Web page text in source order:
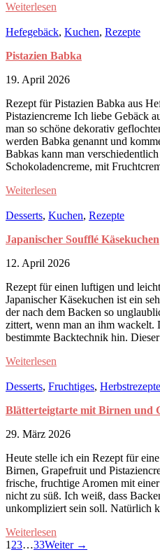
Weiterlesen
Hefegebäck, Kuchen, Rezepte
Pistazien Babka
19. April 2026
Rezept für Pistazien Babka aus
Pistaziencreme Ich liebe Gebäck
man so schöne dekorativ
werden Babka genannt und
Babkas kann man
Schokoladencreme, mit
Weiterlesen
Desserts, Kuchen, Rezepte
Japanischer Soufflé Käsekuchen
12. April 2026
Rezept für einen luftigen und
Japanischer Käsekuchen ist ein
der nach dem Backen so
zittert, wenn man an ihm wackelt.
bestimmte Backtechnik hin.
Weiterlesen
Desserts, Fruchtiges, Herbstrezepte
Blätterteigtarte mit Birnen und
29. März 2026
Heute stelle ich ein Rezept für
Birnen, Grapefruit und
frische, fruchtige Aromen mit
nicht zu süß. Ich weiß, dass
unkompliziert sein soll. Natürlich
Weiterlesen
1 23…33Weiter →